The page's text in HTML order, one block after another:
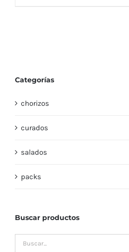
Categorías
chorizos
curados
salados
packs
Buscar productos